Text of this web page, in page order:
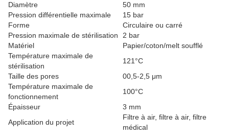
Diamètre
50 mm
Pression différentielle maximale
15 bar
Forme
Circulaire ou carré
Pression maximale de stérilisation
2 bar
Matériel
Papier/coton/melt soufflé
Température maximale de
stérilisation
121°C
Taille des pores
00,5-2,5 μm
Température maximale de
fonctionnement
100°C
Épaisseur
3 mm
Application du projet
Filtre à air, filtre à air, filtre
médical